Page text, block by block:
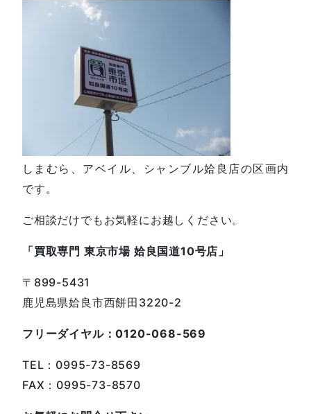
しまむら、アベイル、シャンブル姶良店の区画内
です。
ご相談だけでもお気軽にお越しください。
「買取専門 東京市場 姶良国道10号店」
〒899-5431
鹿児島県姶良市西餅田3220-2
フリーダイヤル：0120-068-569
TEL：0995-73-8569
FAX：0995-73-8570